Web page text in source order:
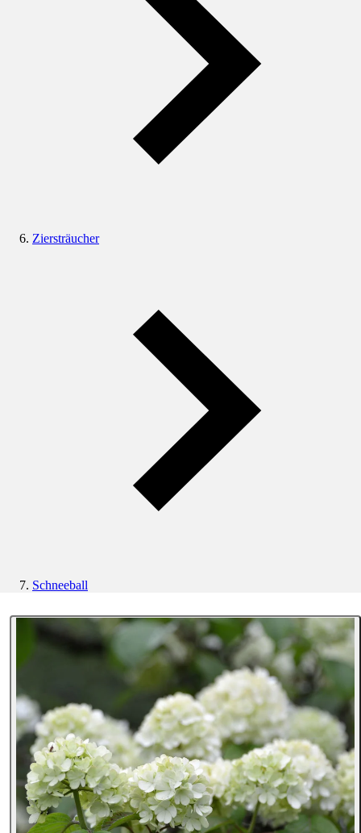
Ziersträucher
Schneeball